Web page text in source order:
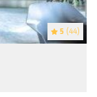
5 (44)